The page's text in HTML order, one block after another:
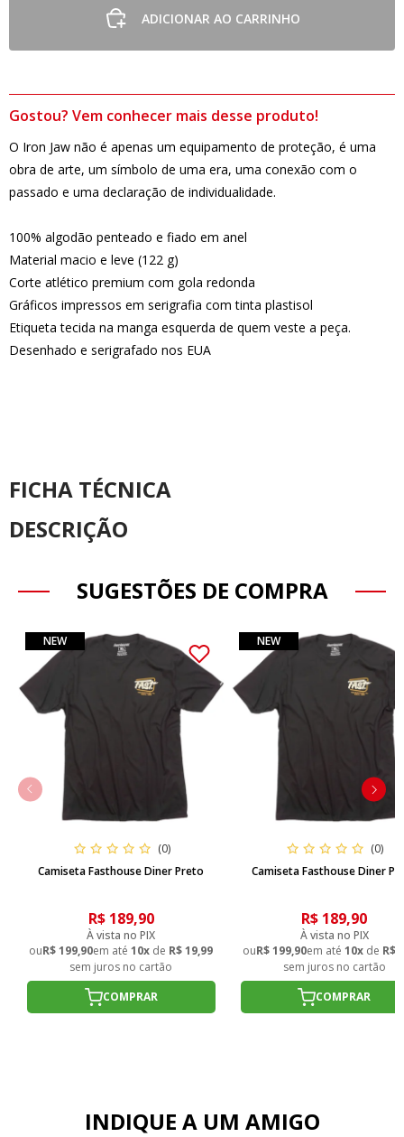
ADICIONAR AO CARRINHO
Gostou? Vem conhecer mais desse produto!
O Iron Jaw não é apenas um equipamento de proteção, é uma
obra de arte, um símbolo de uma era, uma conexão com o
passado e uma declaração de individualidade.
100% algodão penteado e fiado em anel
Material macio e leve (122 g)
Corte atlético premium com gola redonda
Gráficos impressos em serigrafia com tinta plastisol
Etiqueta tecida na manga esquerda de quem veste a peça.
Desenhado e serigrafado nos EUA
FICHA TÉCNICA
DESCRIÇÃO
SUGESTÕES DE COMPRA
NEW
(0)
Camiseta Fasthouse Diner Preto
R$ 189,90
À vista no PIX
ouR$ 199,90em até10x de R$ 19,99
sem juros no cartão
COMPRAR
NEW
(0)
Camiseta Fasthouse Diner
R$ 189,90
À vista no PIX
ouR$ 199,90em até 10xde R$
sem juros no cartão
COMPRAR
INDIQUE A UM AMIGO